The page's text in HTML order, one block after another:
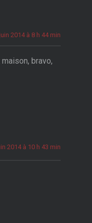
2014 à 8 h 44 min
bravo,
2014 à 10 h 43 min